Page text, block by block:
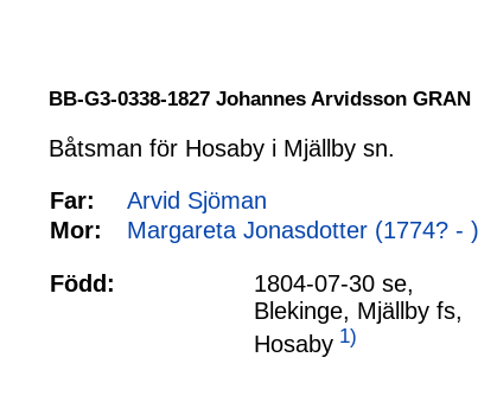
BB-G3-0338-1827 Johannes Arvidsson GRAN
Båtsman för Hosaby i Mjällby sn.
Far:
Arvid Sjöman
Mor:
Margareta Jonasdotter (1774? - )
Född:
1804-07-30 se,
Blekinge, Mjällby fs,
Hosaby 1)